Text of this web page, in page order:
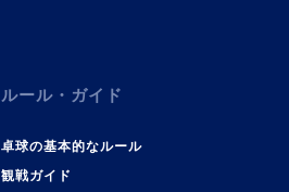
ルール・ガイド
卓球の基本的なルール
観戦ガイド